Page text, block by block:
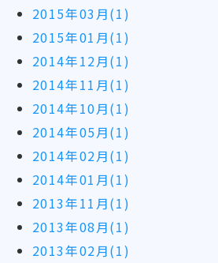
2015年03月(1)
2015年01月(1)
2014年12月(1)
2014年11月(1)
2014年10月(1)
2014年05月(1)
2014年02月(1)
2014年01月(1)
2013年11月(1)
2013年08月(1)
2013年02月(1)